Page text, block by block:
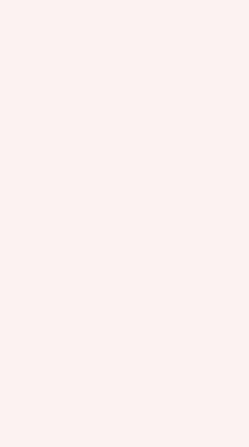
beim
ist durchaus
haben, sich stapeln
sind.
Müllsäcke oder
nicht immer optimal.
ausleihen, sodass Du